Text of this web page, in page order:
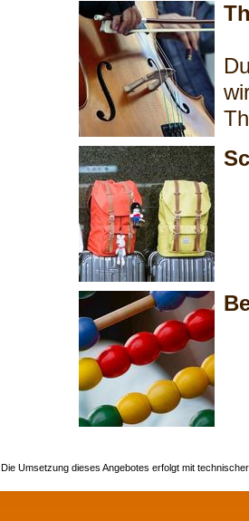
Die Umsetzung dieses Angebotes erfolgt mit